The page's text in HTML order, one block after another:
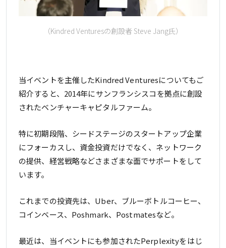
（Kindred Venturesの創設者 Steve Jang氏）
当イベントを主催したKindred Venturesについてもご
紹介すると、2014年にサンフランシスコを拠点に創設
されたベンチャーキャピタルファーム。
特に初期段階、シードステージのスタートアップ企業
にフォーカスし、資金投資だけでなく、ネットワーク
の提供、経営戦略などさまざまな面でサポートをして
います。
これまでの投資先は、Uber、ブルーボトルコーヒー、
コインベース、Poshmark、Postmatesなど。
最近は、当イベントにも参加されたPerplexityをはじ